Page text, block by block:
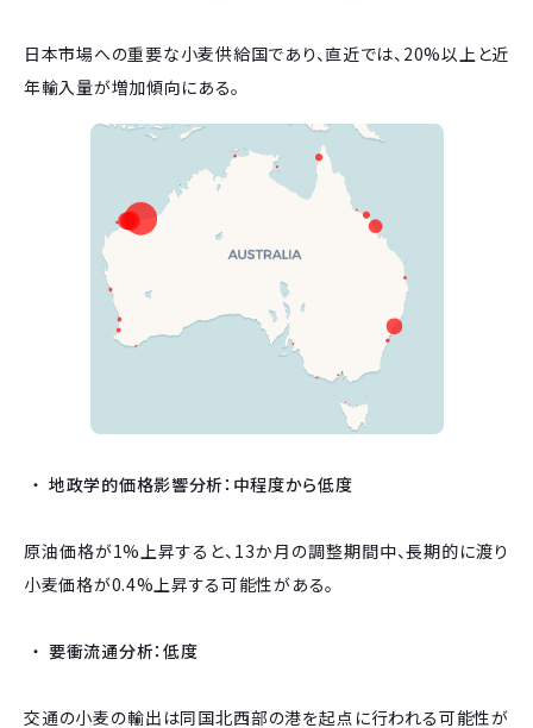
日本市場への重要な小麦供給国であり、直近では、20%以上と近
年輸入量が増加傾向にある。
地政学的価格影響分析：中程度から低度
原油価格が1%上昇すると、13か月の調整期間中、長期的に渡り
小麦価格が0.4%上昇する可能性がある。
要衝流通分析：低度
交通の小麦の輸出は同国北西部の港を起点に行われる可能性が